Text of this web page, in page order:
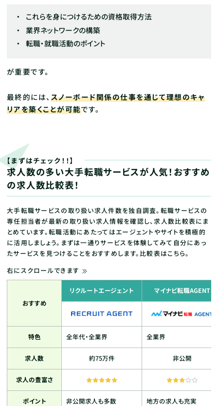
これらを身につけるための資格取得方法
業界ネットワークの構築
転職・就職活動のポイント
が重要です。
最終的には、 スノーボード関係の仕事を通じて理想のキャ
リアを築くことが可能です。
【まずはチェック！！】
求人数の多い大手転職サービスが人気！おすすめ
の求人数比較表！
大手転職サービスの取り扱い求人件数を独自調査。転職サービスの
専任担当者が最新の取り扱い求人情報を確認し、求人数比較表にま
とめています。転職活動にあたってはエージェントやサイトを積極的
に活用しましょう。まずは一通りサービスを体験してみて自分にあっ
たサービスを見つけることをおすすめします。比較表はこちら。
右にスクロールできます
おすすめ
リクルートエージェント マイナビ転職AGENT
特色 全年代・全業界 全業界
求人数 約75万件 非公開
求人の豊富さ
ポイント 非公開求人も多数 地方の求人も充実